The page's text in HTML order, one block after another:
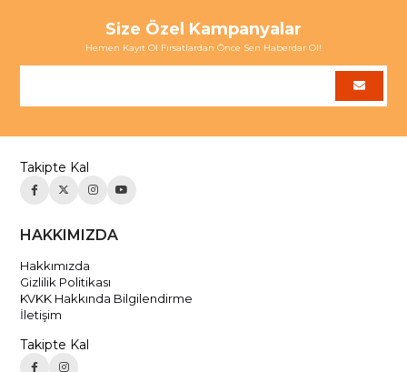
Size Özel Kampanyalar
Hemen Kayıt Ol Fırsatlardan Önce Sen Haberdar Ol!
Takipte Kal
HAKKIMIZDA
Hakkımızda
Gizlilik Politikası
KVKK Hakkında Bilgilendirme
İletişim
Takipte Kal